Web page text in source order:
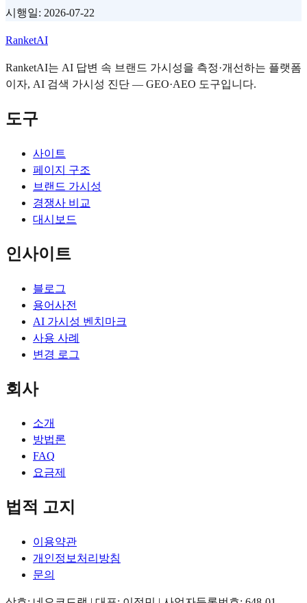
시행일: 2026-07-22
RanketAI
RanketAI는 AI 답변 속 브랜드 가시성을 측정·개선하는 플랫폼
이자, AI 검색 가시성 진단 — GEO·AEO 도구입니다.
도구
사이트
페이지 구조
브랜드 가시성
경쟁사 비교
대시보드
인사이트
블로그
용어사전
AI 가시성 벤치마크
사용 사례
변경 로그
회사
소개
방법론
FAQ
요금제
법적 고지
이용약관
개인정보처리방침
문의